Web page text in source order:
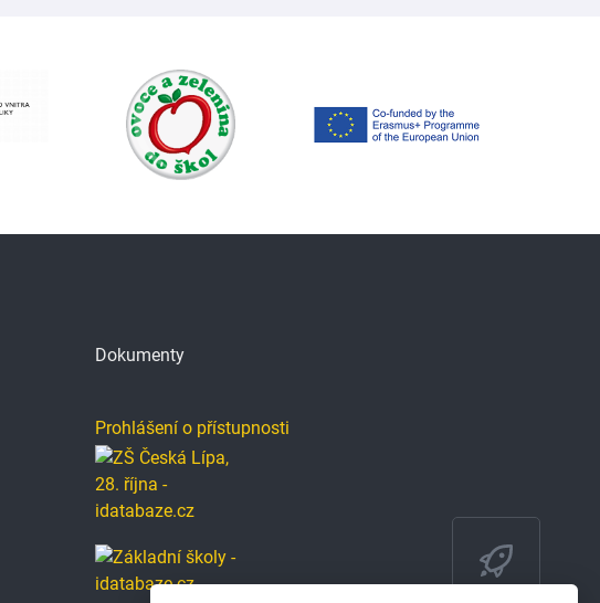
Dokumenty
Prohlášení o přístupnosti